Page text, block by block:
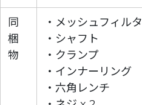
同
梱
物
・メッシュフィル
・シャフト
・クランプ
・インナーリング
・六角レンチ